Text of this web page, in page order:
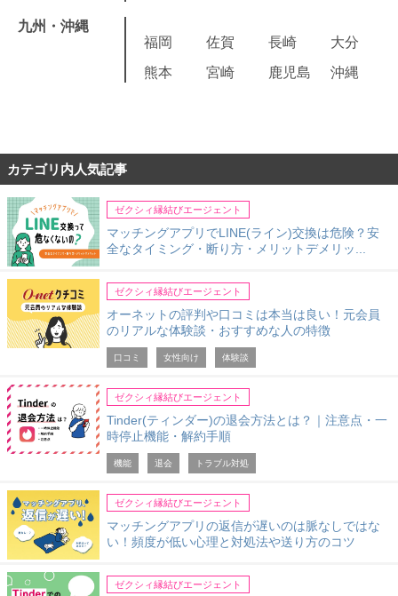
九州・沖縄
福岡
佐賀 長崎
大分
熊本
宮崎 鹿児島 沖縄
カテゴリ内人気記事
ゼクシィ縁結びエージェント
マッチングアプリでLINE(ライン)交換は危険？安
全なタイミング・断り方・メリットデメリッ...
ゼクシィ縁結びエージェント
オーネットの評判や口コミは本当は良い！元会員
のリアルな体験談・おすすめな人の特徴
口コミ 女性向け 体験談
ゼクシィ縁結びエージェント
Tinder(ティンダー)の退会方法とは？｜注意点・一
時停止機能・解約手順
機能 退会 トラブル対処
ゼクシィ縁結びエージェント
マッチングアプリの返信が遅いのは脈なしではな
い！頻度が低い心理と対処法や送り方のコツ
ゼクシィ縁結びエージェント